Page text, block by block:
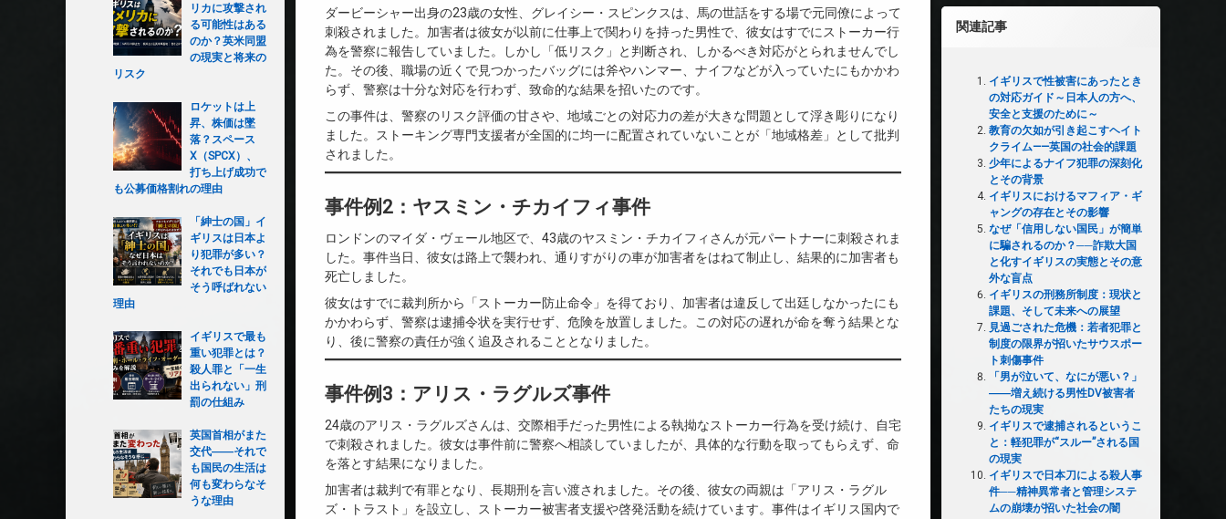
ダービーシャー出身の23歳の女性、グレイシー・スピンクスは、馬の世話をする場で元同僚によって
刺殺されました。加害者は彼女が以前に仕事上で関わりを持った男性で、彼女はすでにストーカー行
為を警察に報告していました。しかし「低リスク」と判断され、しかるべき対応がとられませんでし
た。その後、職場の近くで見つかったバッグには斧やハンマー、ナイフなどが入っていたにもかかわ
らず、警察は十分な対応を行わず、致命的な結果を招いたのです。
この事件は、警察のリスク評価の甘さや、地域ごとの対応力の差が大きな問題として浮き彫りになり
ました。ストーキング専門支援者が全国的に均一に配置されていないことが「地域格差」として批判
されました。
事件例2：ヤスミン・チカイフィ事件
ロンドンのマイダ・ヴェール地区で、43歳のヤスミン・チカイフィさんが元パートナーに刺殺されま
した。事件当日、彼女は路上で襲われ、通りすがりの車が加害者をはねて制止し、結果的に加害者も
死亡しました。
彼女はすでに裁判所から「ストーカー防止命令」を得ており、加害者は違反して出廷しなかったにも
かかわらず、警察は逮捕令状を実行せず、危険を放置しました。この対応の遅れが命を奪う結果とな
り、後に警察の責任が強く追及されることとなりました。
事件例3：アリス・ラグルズ事件
24歳のアリス・ラグルズさんは、交際相手だった男性による執拗なストーカー行為を受け続け、自宅
で刺殺されました。彼女は事件前に警察へ相談していましたが、具体的な行動を取ってもらえず、命
を落とす結果になりました。
加害者は裁判で有罪となり、長期刑を言い渡されました。その後、彼女の両親は「アリス・ラグル
ズ・トラスト」を設立し、ストーカー被害者支援や啓発活動を続けています。事件はイギリス国内で
リカに攻撃され
る可能性はある
のか？英米同盟
の現実と将来の
リスク
ロケットは上
昇、株価は墜
落？スペース
X（SPCX）、
打ち上げ成功で
も公募価格割れの理由
「紳士の国」イ
ギリスは日本よ
り犯罪が多い？
それでも日本が
そう呼ばれない
理由
イギリスで最も
重い犯罪とは？
殺人罪と「一生
出られない」刑
罰の仕組み
英国首相がまた
交代――それで
も国民の生活は
何も変わらなそ
うな理由
関連記事
イギリスで性被害にあったとき
の対応ガイド～日本人の方へ、
安全と支援のために～
教育の欠如が引き起こすヘイト
クライム——英国の社会的課題
少年によるナイフ犯罪の深刻化
とその背景
イギリスにおけるマフィア・ギ
ャングの存在とその影響
なぜ「信用しない国民」が簡単
に騙されるのか？──詐欺大国
と化すイギリスの実態とその意
外な盲点
イギリスの刑務所制度：現状と
課題、そして未来への展望
見過ごされた危機：若者犯罪と
制度の限界が招いたサウスポー
ト刺傷事件
「男が泣いて、なにが悪い？」
――増え続ける男性DV被害者
たちの現実
イギリスで逮捕されるというこ
と：軽犯罪が“スルー”される国
の現実
イギリスで日本刀による殺人事
件──精神異常者と管理システ
ムの崩壊が招いた社会の闇